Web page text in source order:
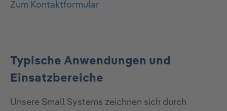
Zum Kontaktformular
Typische Anwendungen und
Einsatzbereiche
Unsere Small Systems zeichnen sich durch